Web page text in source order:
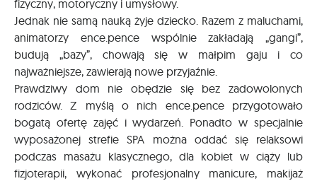
fizyczny, motoryczny i umysłowy.
Jednak nie samą nauką żyje dziecko. Razem z maluchami,
animatorzy ence.pence wspólnie zakładają „gangi”,
budują „bazy”, chowają się w małpim gaju i co
najważniejsze, zawierają nowe przyjaźnie.
Prawdziwy dom nie obędzie się bez zadowolonych
rodziców. Z myślą o nich ence.pence przygotowało
bogatą ofertę zajęć i wydarzeń. Ponadto w specjalnie
wyposażonej strefie SPA można oddać się relaksowi
podczas masażu klasycznego, dla kobiet w ciąży lub
fizjoterapii, wykonać profesjonalny manicure, makijaż